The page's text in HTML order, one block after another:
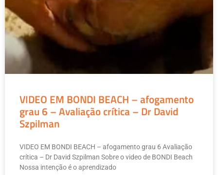
VIDEO EM BONDI BEACH – afogamento
grau 6 – Avaliação crítica – Dr David
Szpilman
VIDEO EM BONDI BEACH – afogamento grau 6 Avaliação
crítica – Dr David Szpilman Sobre o video de BONDI Beach
Nossa intenção é o aprendizado